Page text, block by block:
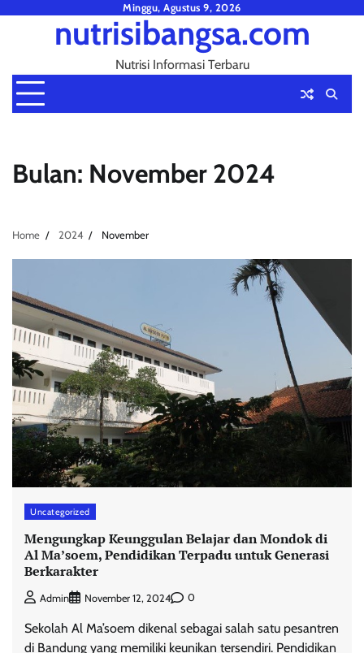
Minggu, Agustus 9, 2026
nutrisibangsa.com
Nutrisi Informasi Terbaru
Bulan: November 2024
Home 2024 November
Uncategorized
Mengungkap Keunggulan Belajar dan Mondok di
Al Ma’soem, Pendidikan Terpadu untuk Generasi
Berkarakter
Admin November 12, 2024 0
Sekolah Al Ma’soem dikenal sebagai salah satu pesantren
di Bandung yang memiliki keunikan tersendiri. Pendidikan